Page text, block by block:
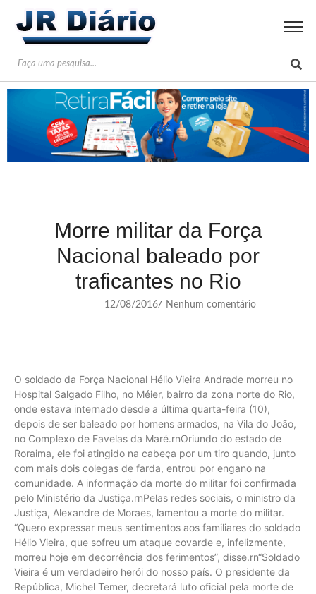
Morre militar da Força
Nacional baleado por
traficantes no Rio
12/08/2016/ Nenhum comentário
O soldado da Força Nacional Hélio Vieira Andrade morreu no
Hospital Salgado Filho, no Méier, bairro da zona norte do Rio,
onde estava internado desde a última quarta-feira (10),
depois de ser baleado por homens armados, na Vila do João,
no Complexo de Favelas da Maré.rnOriundo do estado de
Roraima, ele foi atingido na cabeça por um tiro quando, junto
com mais dois colegas de farda, entrou por engano na
comunidade. A informação da morte do militar foi confirmada
pelo Ministério da Justiça.rnPelas redes sociais, o ministro da
Justiça, Alexandre de Moraes, lamentou a morte do militar.
“Quero expressar meus sentimentos aos familiares do soldado
Hélio Vieira, que sofreu um ataque covarde e, infelizmente,
morreu hoje em decorrência dos ferimentos”, disse.rn“Soldado
Vieira é um verdadeiro herói do nosso país. O presidente da
República, Michel Temer, decretará luto oficial pela morte de